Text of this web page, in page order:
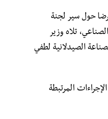
حول سير لجنة
تلاه وزير
الصيدلانية لطفي
المرتبطة